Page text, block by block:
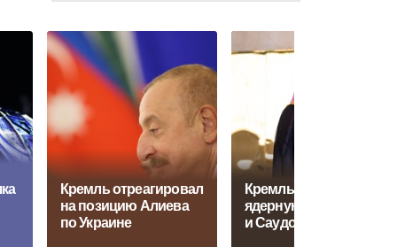
Кремль отреагировал
на позицию Алиева
по Украине
Кремль ответил на
ядерную сделку США
и Саудовской Аравии